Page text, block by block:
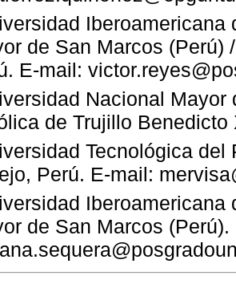
de San Marcos (Perú)
E-mail:
Nacional
de Trujillo
Tecnológica
Perú. E-mail:
de San Marcos (Perú).